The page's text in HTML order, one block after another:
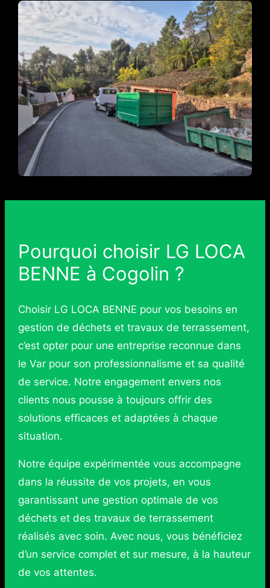
Pourquoi choisir LG LOCA
BENNE à Cogolin ?
Choisir LG LOCA BENNE pour vos besoins en
gestion de déchets et travaux de terrassement,
c’est opter pour une entreprise reconnue dans
le Var pour son professionnalisme et sa qualité
de service. Notre engagement envers nos
clients nous pousse à toujours offrir des
solutions efficaces et adaptées à chaque
situation.
Notre équipe expérimentée vous accompagne
dans la réussite de vos projets, en vous
garantissant une gestion optimale de vos
déchets et des travaux de terrassement
réalisés avec soin. Avec nous, vous bénéficiez
d’un service complet et sur mesure, à la hauteur
de vos attentes.